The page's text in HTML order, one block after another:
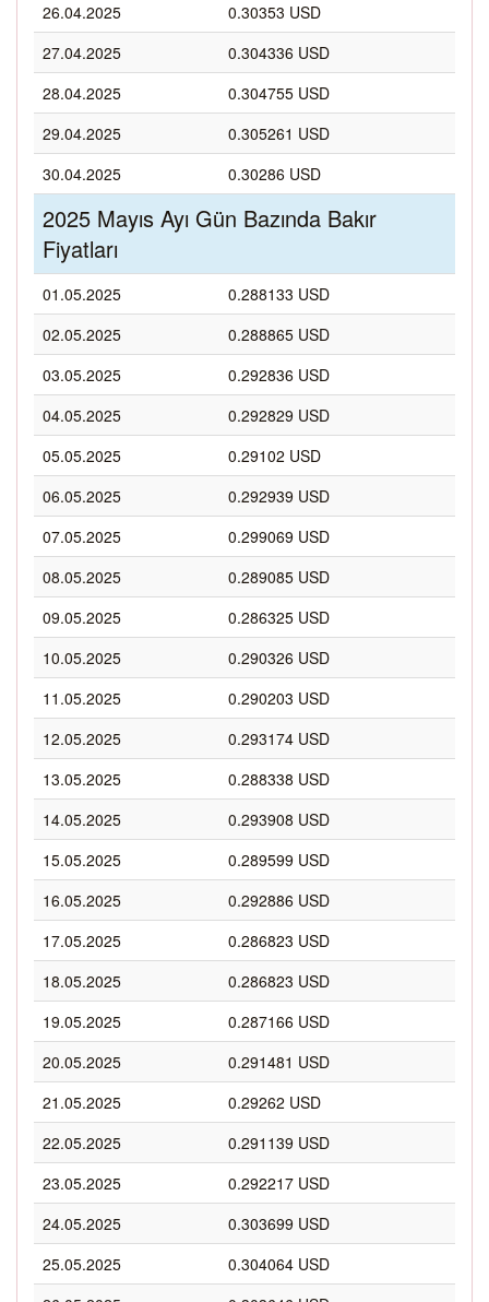
26.04.2025
0.30353 USD
27.04.2025
0.304336 USD
28.04.2025
0.304755 USD
29.04.2025
0.305261 USD
30.04.2025
0.30286 USD
2025 Mayıs Ayı Gün Bazında Bakır
Fiyatları
01.05.2025
0.288133 USD
02.05.2025
0.288865 USD
03.05.2025
0.292836 USD
04.05.2025
0.292829 USD
05.05.2025
0.29102 USD
06.05.2025
0.292939 USD
07.05.2025
0.299069 USD
08.05.2025
0.289085 USD
09.05.2025
0.286325 USD
10.05.2025
0.290326 USD
11.05.2025
0.290203 USD
12.05.2025
0.293174 USD
13.05.2025
0.288338 USD
14.05.2025
0.293908 USD
15.05.2025
0.289599 USD
16.05.2025
0.292886 USD
17.05.2025
0.286823 USD
18.05.2025
0.286823 USD
19.05.2025
0.287166 USD
20.05.2025
0.291481 USD
21.05.2025
0.29262 USD
22.05.2025
0.291139 USD
23.05.2025
0.292217 USD
24.05.2025
0.303699 USD
25.05.2025
0.304064 USD